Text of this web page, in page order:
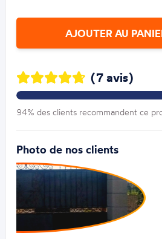
AJOUTER AU
(7 avis)
94% des clients recommandent ce
Photo de nos clients